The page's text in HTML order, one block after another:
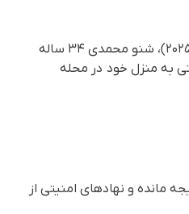
بر اساس گزارش رسیده به سازمان حقوق بشری هه‌نگاو، روز یکشنبه ۳ فروردین‌ماه ۱۴۰۴ (۲۳ مارس ۲۰۲۵)، شنو محمدی ۳۴ ساله
امنیتی به منزل خود در محله
مانده و نهاد‌های امنیتی از